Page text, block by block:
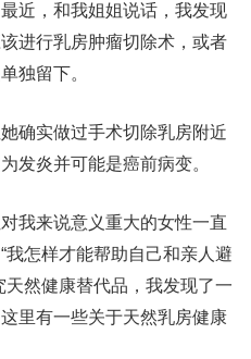
近，和我姐姐说话，我发现
进行乳房肿瘤切除术，或者
独留下。
确实做过手术切除乳房附近
发炎并可能是癌前病变。
我来说意义重大的女性一直
怎样才能帮助自己和亲人避
天然健康替代品，我发现了一
里有一些关于天然乳房健康